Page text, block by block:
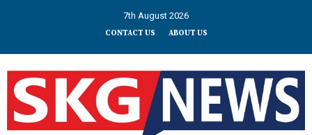
7th August 2026
CONTACT US ABOUT US